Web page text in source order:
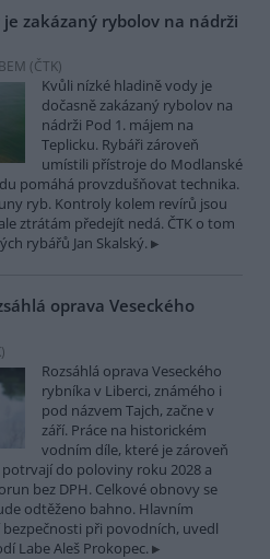
zakázaný rybolov na nádrži
(ČTK)
Kvůli nízké hladině vody je
dočasně zakázaný rybolov na
nádrži Pod 1. májem na
Teplicku. Rybáři zároveň
umístili přístroje do Modlanské
pomáhá provzdušňovat technika.
ryb. Kontroly kolem revírů jsou
ztrátám předejít nedá. ČTK o tom
rybářů Jan Skalský.
oprava Veseckého
)
Rozsáhlá oprava Veseckého
rybníka v Liberci, známého i
pod názvem Tajch, začne v
září. Práce na historickém
vodním díle, které je zároveň
do poloviny roku 2028 a
bez DPH. Celkové obnovy se
odtěženo bahno. Hlavním
při povodních, uvedl
Labe Aleš Prokopec.